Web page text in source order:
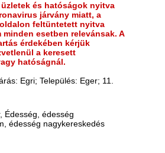
és hatóságok nyitva
járvány miatt, a
feltüntetett nyitva
esetben relevánsak. A
érdekében kérjük
a keresett
hatóságnál.
Egri; Település: Eger; 11.
Édesség, édesség
édesség nagykereskedés